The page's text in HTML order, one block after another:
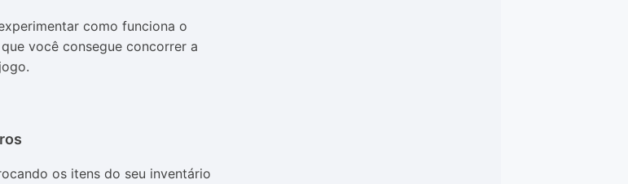
como funciona o
você consegue concorrer a
os itens do seu inventário